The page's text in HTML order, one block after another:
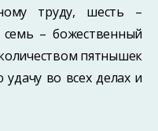
труду, шесть –
– божественный
пятнышек
во всех делах и